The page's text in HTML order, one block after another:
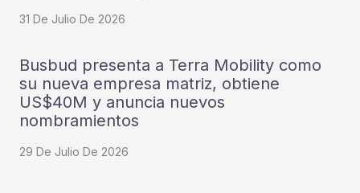
31 De Julio De 2026
Busbud presenta a Terra Mobility como
su nueva empresa matriz, obtiene
US$40M y anuncia nuevos
nombramientos
29 De Julio De 2026